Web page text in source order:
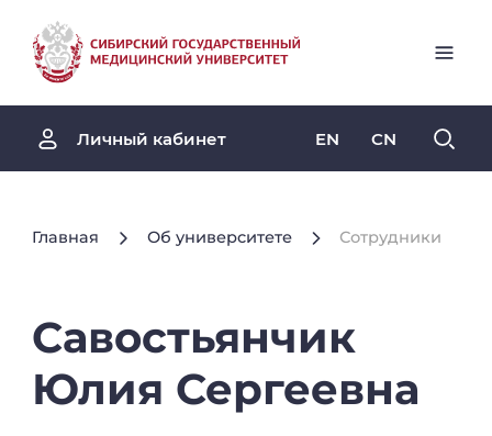
Личный кабинет EN CN
Главная Об университете Сотрудники
Савостьянчик
Юлия Сергеевна